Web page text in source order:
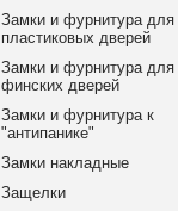
Замки и фурнитура для
пластиковых дверей
Замки и фурнитура для
финских дверей
Замки и фурнитура к
"антипанике"
Замки накладные
Защелки